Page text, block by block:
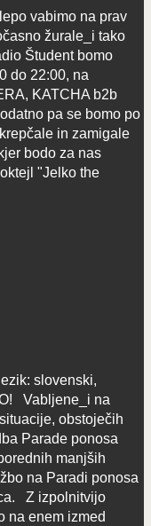
vabimo na prav
žurale_i tako
Študent bomo
do 22:00, na
KATCHA b2b
pa se bomo po
in zamigale
bodo za nas
"Jelko the
slovenski,
Vabljene_i na
obstoječih
Parade ponosa
manjših
na Paradi ponosa
Z izpolnitvijo
na enem izmed